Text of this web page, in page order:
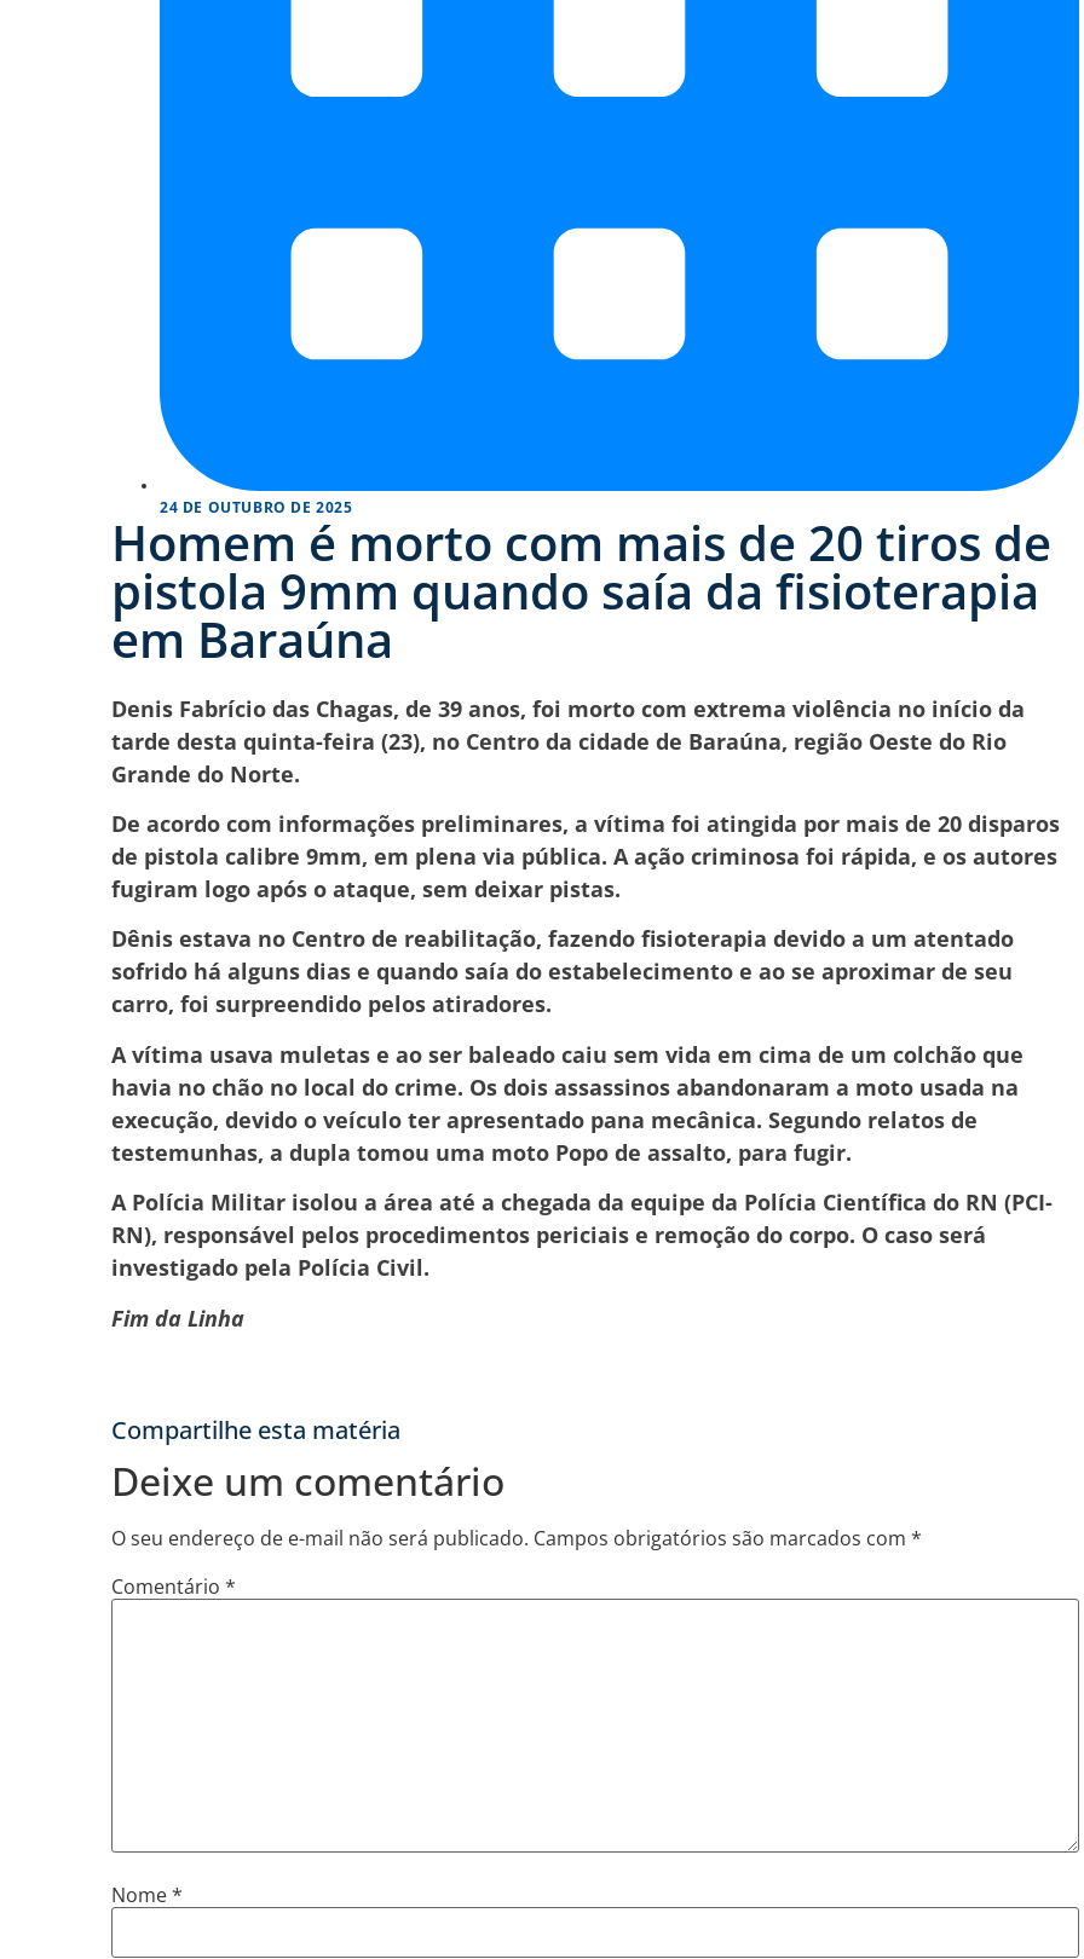
24 DE OUTUBRO DE 2025
Homem é morto com mais de 20 tiros de
pistola 9mm quando saía da fisioterapia
em Baraúna
Denis Fabrício das Chagas, de 39 anos, foi morto com extrema violência no início da
tarde desta quinta-feira (23), no Centro da cidade de Baraúna, região Oeste do Rio
Grande do Norte.
De acordo com informações preliminares, a vítima foi atingida por mais de 20 disparos
de pistola calibre 9mm, em plena via pública. A ação criminosa foi rápida, e os autores
fugiram logo após o ataque, sem deixar pistas.
Dênis estava no Centro de reabilitação, fazendo fisioterapia devido a um atentado
sofrido há alguns dias e quando saía do estabelecimento e ao se aproximar de seu
carro, foi surpreendido pelos atiradores.
A vítima usava muletas e ao ser baleado caiu sem vida em cima de um colchão que
havia no chão no local do crime. Os dois assassinos abandonaram a moto usada na
execução, devido o veículo ter apresentado pana mecânica. Segundo relatos de
testemunhas, a dupla tomou uma moto Popo de assalto, para fugir.
A Polícia Militar isolou a área até a chegada da equipe da Polícia Científica do RN (PCI-
RN), responsável pelos procedimentos periciais e remoção do corpo. O caso será
investigado pela Polícia Civil.
Fim da Linha
Compartilhe esta matéria
Deixe um comentário
O seu endereço de e-mail não será publicado. Campos obrigatórios são marcados com *
Comentário *
Nome*